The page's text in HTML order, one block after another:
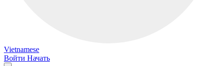
Vietnamese
Войти Начать